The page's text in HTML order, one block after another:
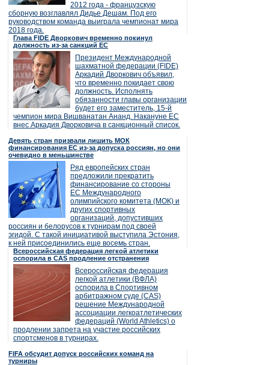
2012 года - французскую
сборную возглавлял Дидье Дешам. Под его
руководством команда выиграла чемпионат мира
2018 года.
Глава FIDE Дворкович временно покинул
должность из-за санкций ЕС
Президент Международной
шахматной федерации (FIDE)
Аркадий Дворкович объявил,
что временно покидает свою
должность. Исполнять
обязанности главы организации
будет его заместитель, 15-й
чемпион мира Вишванатан Ананд. Накануне ЕС
внес Аркадия Дворковича в санкционный список.
Девять стран призвали лишить МОК
финансирования ЕС из-за допуска россиян, но они
очевидно в меньшинстве
Ряд европейских стран
предложили прекратить
финансирование со стороны
ЕС Международного
олимпийского комитета (МОК) и
других спортивных
организаций, допустивших
россиян и белорусов к турнирам под своей
эгидой. С такой инициативой выступила Эстония,
к ней присоединились еще восемь стран.
Всероссийская федерация легкой атлетики
оспорила в CAS продление отстранения
Всероссийская федерация
легкой атлетики (ВФЛА)
оспорила в Спортивном
арбитражном суде (CAS)
решение Международной
ассоциации легкоатлетических
федераций (World Athletics) о
продлении запрета на участие российских
спортсменов в турнирах.
FIFA обсудит допуск российских команд на
турниры